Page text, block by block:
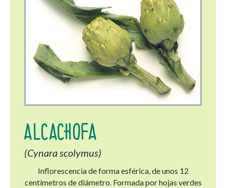
ALCACHOFA
(Cynara scolymus)
Inflorescencia de forma esférica, de unos 12
centímetros de diámetro. Formada por hojas verdes